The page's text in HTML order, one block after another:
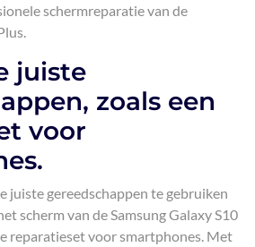
schermreparatie van de
juiste
zoals een
voor
juiste gereedschappen te gebruiken
scherm van de Samsung Galaxy S10
reparatieset voor smartphones. Met